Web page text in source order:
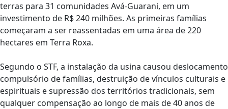
terras para 31 comunidades Avá-Guarani, em um
investimento de R$ 240 milhões. As primeiras famílias
começaram a ser reassentadas em uma área de 220
hectares em Terra Roxa.
Segundo o STF, a instalação da usina causou deslocamento
compulsório de famílias, destruição de vínculos culturais e
espirituais e supressão dos territórios tradicionais, sem
qualquer compensação ao longo de mais de 40 anos de